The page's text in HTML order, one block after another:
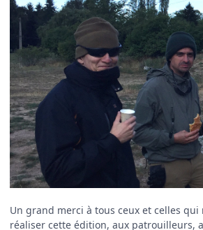
Un grand merci à tous ceux et celles qui
réaliser cette édition, aux patrouilleurs,